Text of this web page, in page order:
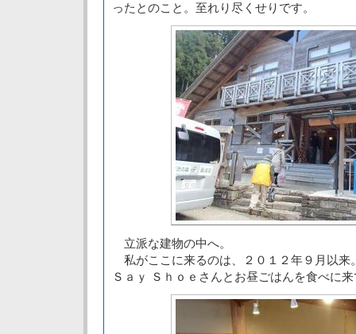
ったとのこと。至れり尽くせりです。
立派な建物の中へ。
私がここに来るのは、２０１２年９月以来
Ｓａｙ Ｓｈｏｅさんとお昼ごはんを食べに